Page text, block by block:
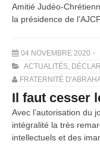
Amitié Judéo-
la présidence de l’AJCF.
04 NOVEMBRE 2020
ACTUALITÉS,
FRATERNITÉ
Il faut cesser
Avec l’autorisation du
intégralité la très
intellectuels et des